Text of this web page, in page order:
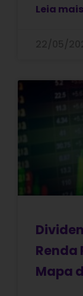
Leia mais
Renda
Mapa